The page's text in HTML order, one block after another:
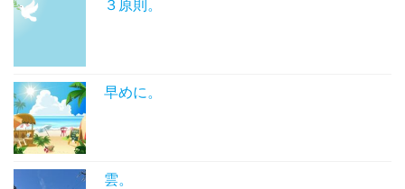
３原則。
早めに。
雲。